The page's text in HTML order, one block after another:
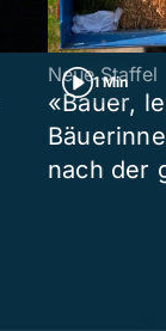
1 Min
Neue Staffel
«Bauer,
nach der